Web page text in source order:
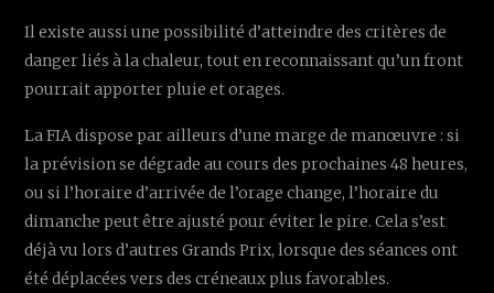
Il existe aussi une possibilité d’atteindre des critères de
danger liés à la chaleur, tout en reconnaissant qu’un front
pourrait apporter pluie et orages.
La FIA dispose par ailleurs d’une marge de manœuvre : si
la prévision se dégrade au cours des prochaines 48 heures,
ou si l’horaire d’arrivée de l’orage change, l’horaire du
dimanche peut être ajusté pour éviter le pire. Cela s’est
déjà vu lors d’autres Grands Prix, lorsque des séances ont
été déplacées vers des créneaux plus favorables.